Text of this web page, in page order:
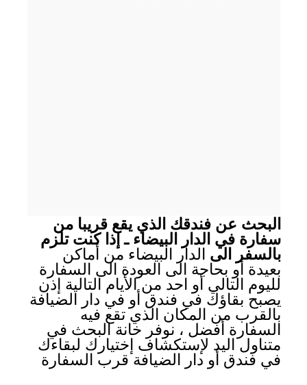
البحث عن فندقك الذي يقع قريبا من
سفارة في الدار البيضاء ـ إذا كنت تلزم
بالسفر الى الدار البيضاء من أماكن
بعيدة أو بحاجة الى العودة الى السفارة
لليوم التالي أو احد من الأيام التالية إذن
يصبح بقاؤك في فندق أو في دار الضيافة
بالقرب من المكان الذي تقع فيه
السفارة أفضل ، نوفر خانة البحث في
متناول اليد لإستكشاف إختيارك لبقاءك
في فندق أو دار الضيافة قرب السفارة